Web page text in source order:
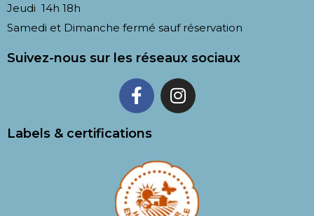
Jeudi 14h 18h
Samedi et Dimanche fermé sauf réservation
Suivez-nous sur les réseaux sociaux
Labels & certifications